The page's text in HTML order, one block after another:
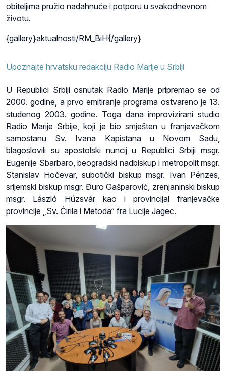
obiteljima pružio nadahnuće i potporu u svakodnevnom
životu.
{gallery}aktualnosti/RM_BiH{/gallery}
Upoznajte hrvatsku redakciju Radio Marije u Srbiji
U Republici Srbiji osnutak Radio Marije pripremao se od
2000. godine, a prvo emitiranje programa ostvareno je 13.
studenog 2003. godine. Toga dana improvizirani studio
Radio Marije Srbije, koji je bio smješten u franjevačkom
samostanu Sv. Ivana Kapistana u Novom Sadu,
blagoslovili su apostolski nuncij u Republici Srbiji msgr.
Eugenije Sbarbaro, beogradski nadbiskup i metropolit msgr.
Stanislav Hočevar, subotički biskup msgr. Ivan Pénzes,
srijemski biskup msgr. Đuro Gašparović, zrenjaninski biskup
msgr. László Húzsvár kao i provincijal franjevačke
provincije „Sv. Ćirila i Metoda“ fra Lucije Jagec.